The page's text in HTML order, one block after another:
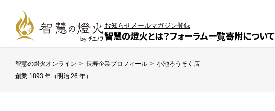
智慧の燈火とは？フォーラム一覧寄附について
お知らせメールマガジン登録
智慧の燈火オンライン > 長寿企業プロフィール > 小池ろうそく店
創業 1893 年（明治 26 年）